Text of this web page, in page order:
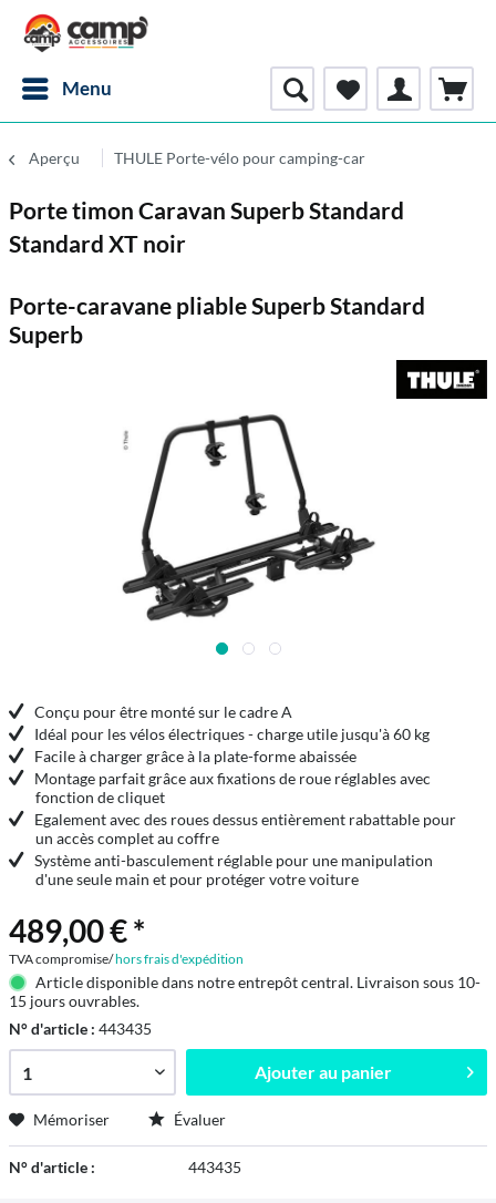
Menu
Aperçu THULE Porte-vélo pour camping-car
Porte timon Caravan Superb Standard
Standard XT noir
Porte-caravane pliable Superb Standard
Superb
Conçu pour être monté sur le cadre A
Idéal pour les vélos électriques - charge utile jusqu'à 60 kg
Facile à charger grâce à la plate-forme abaissée
Montage parfait grâce aux fixations de roue réglables avec
fonction de cliquet
Egalement avec des roues dessus entièrement rabattable pour
un accès complet au coffre
Système anti-basculement réglable pour une manipulation
d'une seule main et pour protéger votre voiture
489,00 € *
TVA compromise/hors frais d'expédition
Article disponible dans notre entrepôt central. Livraison sous 10-
15 jours ouvrables.
N° d'article : 443435
Ajouter au panier
Mémoriser Évaluer
N° d'article : 443435